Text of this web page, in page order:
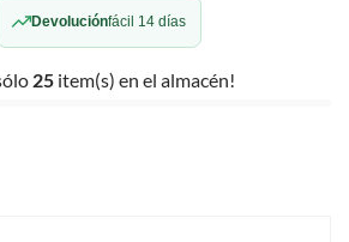
Devoluciónfácil 14 días
25 item(s) en el almacén!